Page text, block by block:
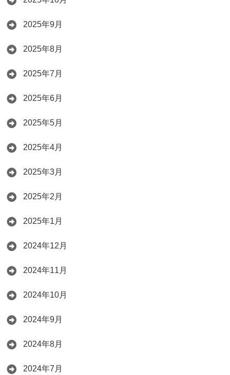
2025年9月
2025年8月
2025年7月
2025年6月
2025年5月
2025年4月
2025年3月
2025年2月
2025年1月
2024年12月
2024年11月
2024年10月
2024年9月
2024年8月
2024年7月